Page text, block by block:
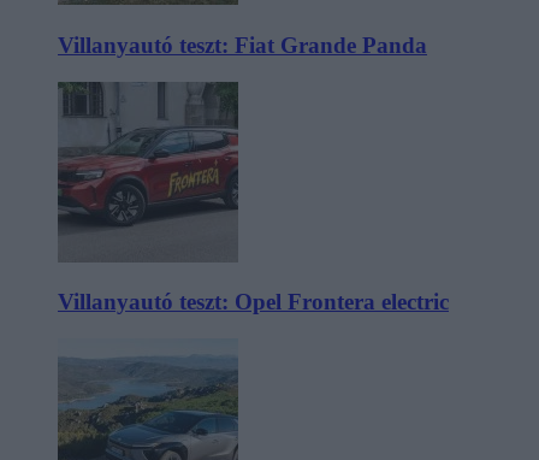
Villanyautó teszt: Fiat Grande Panda
Villanyautó teszt: Opel Frontera electric